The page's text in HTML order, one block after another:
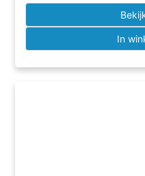
In